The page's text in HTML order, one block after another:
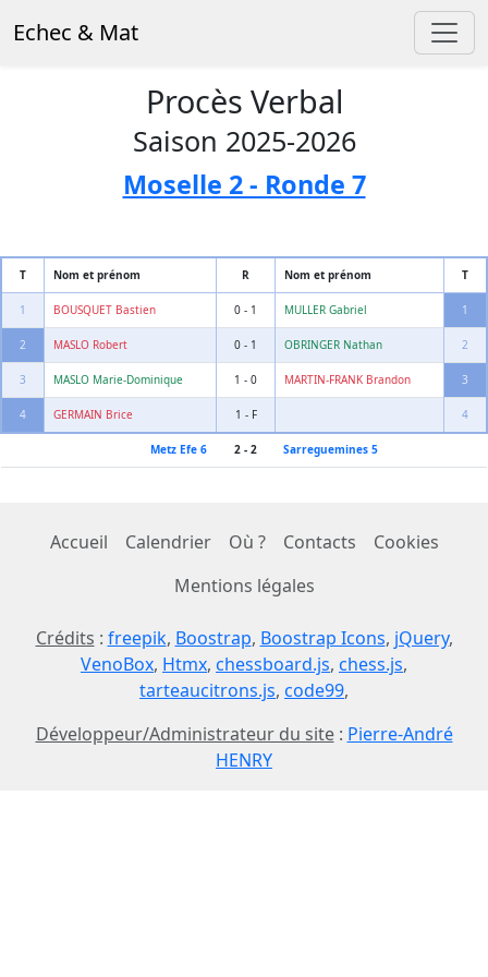
Echec & Mat
Procès Verbal
Saison 2025-2026
Moselle 2 - Ronde 7
T Nom et prénom R Nom et prénom T
1 BOUSQUET Bastien 0 - 1 MULLER Gabriel 1
2 MASLO Robert 0 - 1 OBRINGER Nathan 2
3 MASLO Marie-Dominique 1 - 0 MARTIN-FRANK Brandon 3
4 GERMAIN Brice 1 - F 4
Metz Efe 6 2 - 2 Sarreguemines 5
Accueil Calendrier Où ? Contacts
Cookies
Mentions légales
Crédits : freepik, Boostrap, Boostrap Icons, jQuery,
VenoBox, Htmx, chessboard.js, chess.js,
tarteaucitrons.js, code99,
Développeur/Administrateur du site: Pierre-André
HENRY